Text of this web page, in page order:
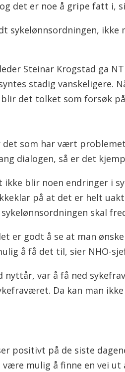
det er noe å gripe fatt i,
sykelønnsordningen, ikke
Steinar Krogstad ga
stadig vanskeligere.
det tolket som forsøk
det som har vært
dialogen, så er det
blir noen endringer i
på at det er helt
skal
er godt å se at man
å få det til, sier NHO-
nyttår, var å få ned
Da kan man
positivt på de siste
mulig å finne en vei